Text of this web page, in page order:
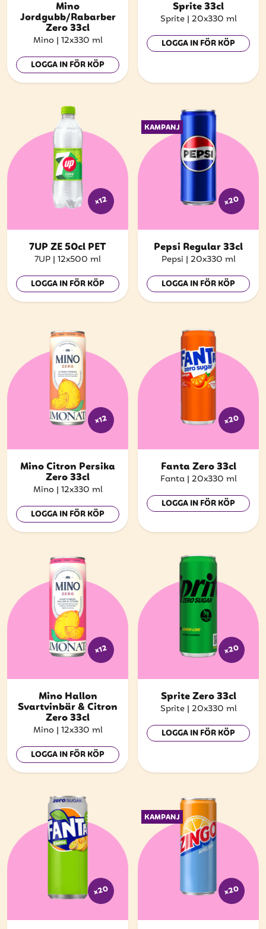
Mino
Jordgubb/Rabarber
Zero 33cl
Mino | 12x330 ml
LOGGA IN FÖR KÖP
Sprite 33cl
Sprite | 20x330 ml
LOGGA IN FÖR KÖP
x12
7UP ZE 50cl PET
7UP | 12x500 ml
LOGGA IN FÖR KÖP
KAMPANJ
x20
Pepsi Regular 33cl
Pepsi | 20x330 ml
LOGGA IN FÖR KÖP
x12
Mino Citron Persika
Zero 33cl
Mino | 12x330 ml
LOGGA IN FÖR KÖP
x20
Fanta Zero 33cl
Fanta | 20x330 ml
LOGGA IN FÖR KÖP
x12
Mino Hallon
Svartvinbär & Citron
Zero 33cl
Mino | 12x330 ml
LOGGA IN FÖR KÖP
x20
Sprite Zero 33cl
Sprite | 20x330 ml
LOGGA IN FÖR KÖP
x20
KAMPANJ
x20